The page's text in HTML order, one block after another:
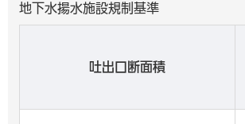
地下水揚水施設規制基準
吐出口断面積